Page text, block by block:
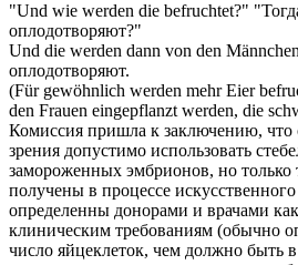
"Und wie werden die befruchtet?"
оплодотворяют?"
Und die werden dann von den Männchen
оплодотворяют.
(Für gewöhnlich werden mehr Eier
den Frauen eingepflanzt werden, die
Комиссия пришла к заключению, что
зрения допустимо использовать
замороженных эмбрионов, но только
получены в процессе искусственного
определенны донорами и врачами
клиническим требованиям (обычно
число яйцеклеток, чем должно быть